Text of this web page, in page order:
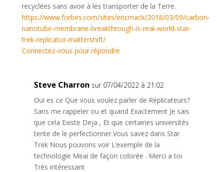
recyclées sans avoir à les transporter de la Terre.
https://www.forbes.com/sites/ericmack/2018/03/09/carbon-
nanotube-membrane-breakthrough-is-real-world-star-
trek-replicator-mattershift/
Connectez-vous pour répondre
Steve Charron sur 07/04/2022 à 21:02
Oui es ce Que vous voulez parler de Réplicateurs?
Sans me rappeler ou et quand Exactement Je sais
que cela Existe Deja , Et que certaines universités
tente de le perfectionner.Vous savez dans Star
Trek Nous pouvons voir L’exemple de la
technologie Meai de façon colorée . Merci a toi
Très intéressant